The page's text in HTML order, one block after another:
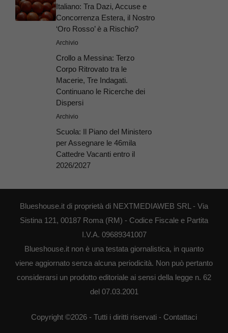
Italiano: Tra Dazi, Accuse e
Concorrenza Estera, il Nostro
‘Oro Rosso’ è a Rischio?
Archivio
Crollo a Messina: Terzo
Corpo Ritrovato tra le
Macerie, Tre Indagati.
Continuano le Ricerche dei
Dispersi
Archivio
Scuola: Il Piano del Ministero
per Assegnare le 46mila
Cattedre Vacanti entro il
2026/2027
Blueshouse.it di proprietà di NEXTMEDIAWEB SRL - Via
Sistina 121, 00187 Roma (RM) - Codice Fiscale e Partita
I.V.A. 09689341007
Blueshouse.it non è una testata giornalistica, in quanto
viene aggiornato senza alcuna periodicità. Non può pertanto
considerarsi un prodotto editoriale ai sensi della legge n. 62
del 07.03.2001
Copyright ©2026 - Tutti i diritti riservati - Contattaci